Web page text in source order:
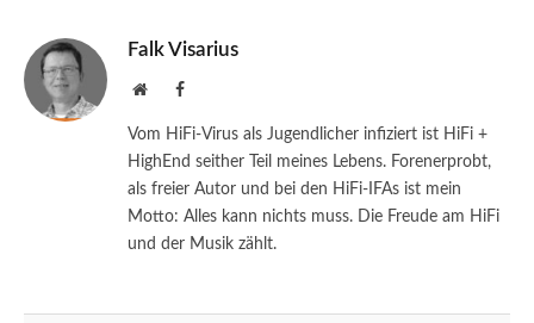
Falk Visarius
WebsiteFacebook
Vom HiFi-Virus als Jugendlicher infiziert ist HiFi +
HighEnd seither Teil meines Lebens. Forenerprobt,
als freier Autor und bei den HiFi-IFAs ist mein
Motto: Alles kann nichts muss. Die Freude am HiFi
und der Musik zählt.